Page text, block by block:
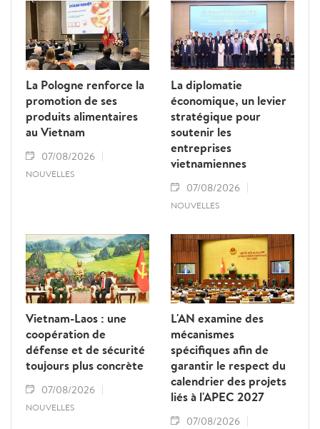
La Pologne renforce la
promotion de ses
produits alimentaires
au Vietnam
07/08/2026
NOUVELLES
La diplomatie
économique, un levier
stratégique pour
soutenir les
entreprises
vietnamiennes
07/08/2026
NOUVELLES
Vietnam-Laos : une
coopération de
défense et de sécurité
toujours plus concrète
07/08/2026
NOUVELLES
L'AN examine des
mécanismes
spécifiques afin de
garantir le respect du
calendrier des projets
liés à l'APEC 2027
07/08/2026